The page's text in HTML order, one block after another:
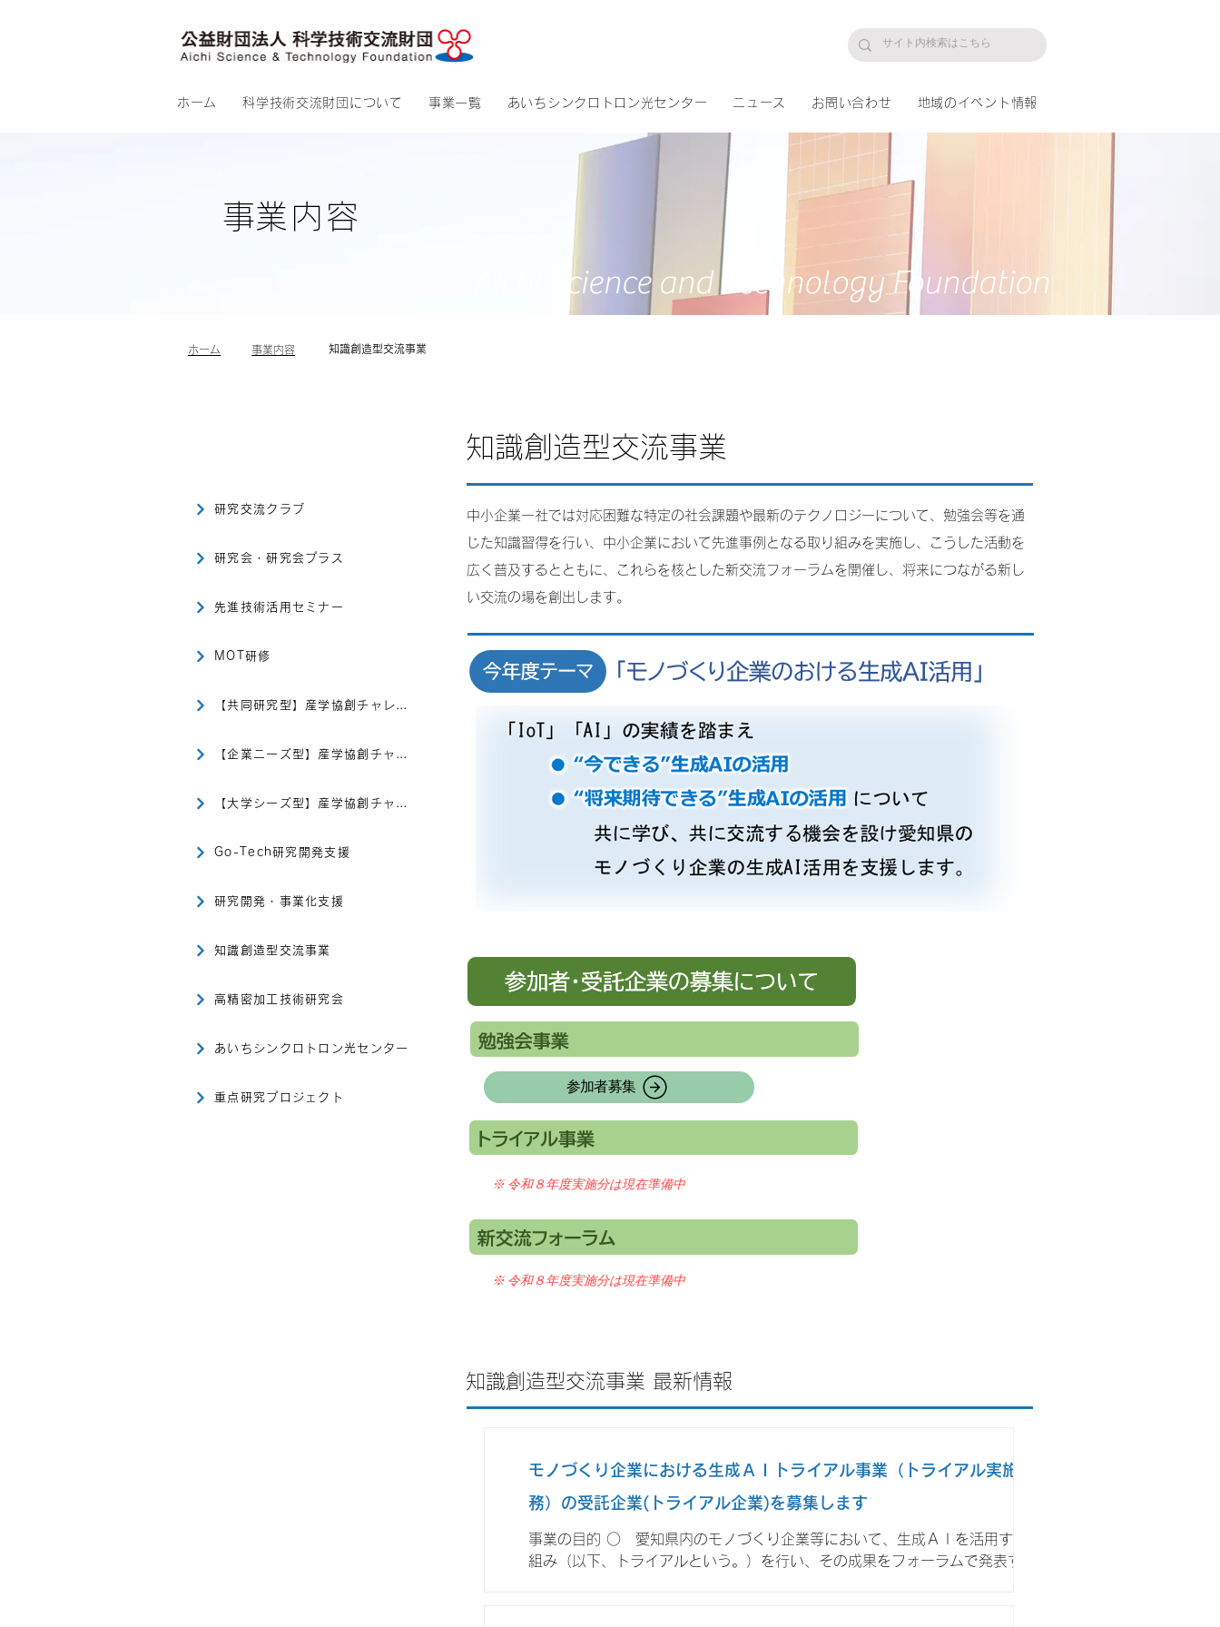
ホーム 科学技術交流財団について 事業一覧 あいちシンクロトロン光センター ニュース お問い合わせ 地域のイベント情報
Aichi Science and Technology Foundation
​事業内容
​ホーム 事業内容 知識創造型交流事業
研究交流クラブ
研究会・研究会プラス
先進技術活用セミナー
MOT研修
Go-Tech研究開発支援
研究開発・事業化支援
知識創造型交流事業
高精密加工技術研究会
あいちシンクロトロン光センター
重点研究プロジェクト
知識創造型交流事業
中小企業一社では対応困難な特定の社会課題や最新のテクノロジーについて、勉強会等を通
じた知識習得を行い、中小企業において先進事例となる取り組みを実施し、こうした活動を
広く普及するとともに、これらを核とした新交流フォーラムを開催し、将来につながる新し
い交流の場を創出します。
参加者募集
※ 令和８年度実施分は現在準備中
※ 令和８年度実施分は現在準備中
知識創造型交流事業 最新情報
モノづくり企業における生成ＡＩトライアル事業（トライアル実施業
務）の受託企業(トライアル企業)を募集します
事業の目的 ○ 愛知県内のモノづくり企業等において、生成ＡＩを活用する取り
組み（以下、トライアルという。）を行い、その成果をフォーラムで発表す